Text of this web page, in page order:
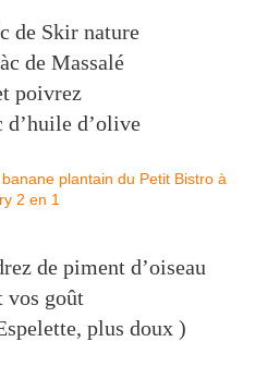
de Skir nature
de Massalé
poivrez
d’huile d’olive
de piment d’oiseau
vos goût
plus doux )